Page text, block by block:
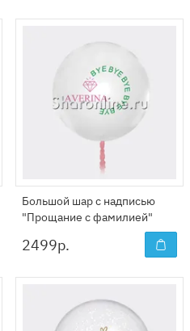
Большой шар с надписью
"Прощание с фамилией"
2499р.